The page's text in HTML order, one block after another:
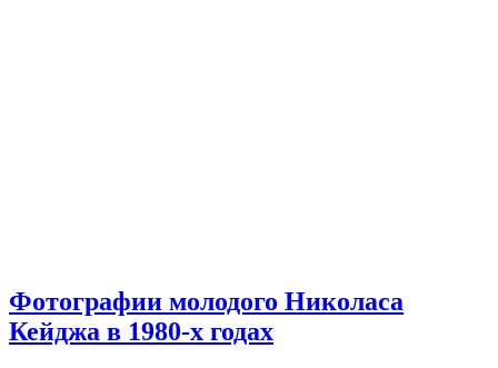
Фотографии молодого Николаса
Кейджа в 1980-х годах